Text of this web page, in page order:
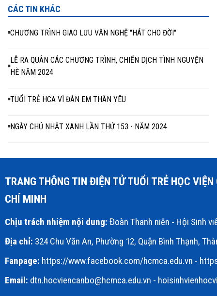
CÁC TIN KHÁC
CHƯƠNG TRÌNH GIAO LƯU VĂN NGHỆ "HÁT CHO ĐỜI"
LỄ RA QUÂN CÁC CHƯƠNG TRÌNH, CHIẾN DỊCH TÌNH NGUYỆN
HÈ NĂM 2024
TUỔI TRẺ HCA VÌ ĐÀN EM THÂN YÊU
NGÀY CHỦ NHẬT XANH LẦN THỨ 153 - NĂM 2024
TRANG THÔNG TIN ĐIỆN TỬ TUỔI TRẺ HỌC
CHÍ MINH
Chịu trách nhiệm nội dung: Đoàn Thanh niên - Hội Sinh
Địa chỉ: 324 Chu Văn An, Phường 12, Quận Bình Thạnh,
Fanpage: https://www.facebook.com/hcmca.edu.vn -
Email: dtn.hocviencanbo@hcmca.edu.vn -